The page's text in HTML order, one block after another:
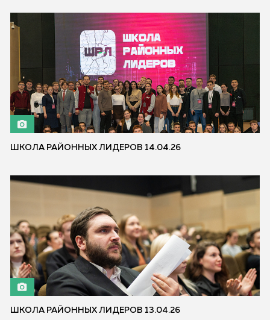
ШКОЛА РАЙОННЫХ ЛИДЕРОВ 14.04.26
ШКОЛА РАЙОННЫХ ЛИДЕРОВ 13.04.26